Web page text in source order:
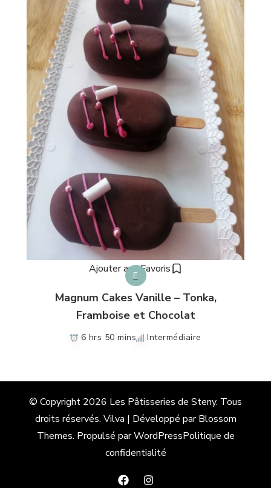
Ajouter aux Favoris
E
Magnum Cakes Vanille – Tonka,
Framboise et Chocolat
6 hrs 50 mins Intermédiaire
© Copyright 2026 Les Pâtisseries de Steny. Tous
droits réservés. Vilva | Développé parBlossom
Themes. Propulsé parWordPressPolitique de
confidentialité